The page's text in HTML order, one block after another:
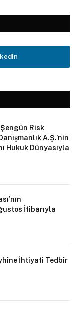
Risk
A.Ş.’nin
Hukuk Dünyasıyla
İtibarıyla
İhtiyati Tedbir